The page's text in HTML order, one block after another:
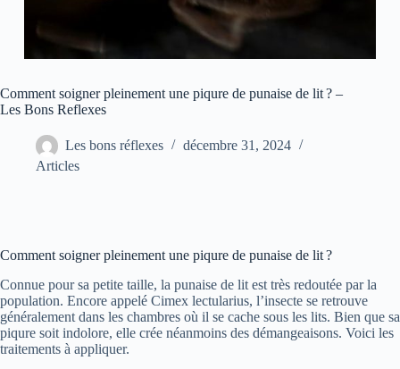
Comment soigner pleinement une piqure de punaise de lit ? –
Les Bons Reflexes
Les bons réflexes
décembre 31, 2024
Articles
Comment soigner pleinement une piqure de punaise de lit ?
Connue pour sa petite taille, la punaise de lit est très redoutée par la
population. Encore appelé Cimex lectularius, l’insecte se retrouve
généralement dans les chambres où il se cache sous les lits. Bien que sa
piqure soit indolore, elle crée néanmoins des démangeaisons. Voici les
traitements à appliquer.